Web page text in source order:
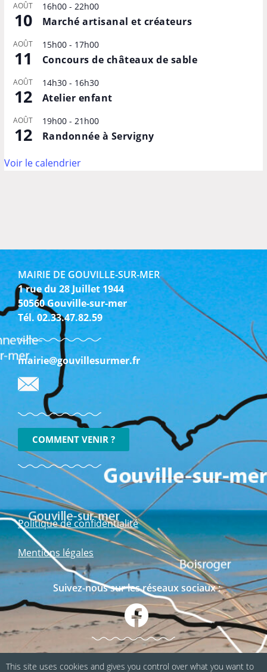
AOÛT
10
16h00- 22h00
Marché artisanal et créateurs
AOÛT
11
15h00- 17h00
Concours de châteaux de sable
AOÛT
12
14h30- 16h30
Atelier enfant
AOÛT
12
19h00- 21h00
Randonnée à Servigny
Voir le calendrier
MAIRIE DE GOUVILLE-SUR-MER
1 rue du 28 Juillet 1944
50560 Gouville-sur-mer
Tél. 02.33.47.82.59
mairie@gouvillesurmer.fr
COMMENT VENIR ?
Politique de confidentialité
Mentions légales
Suivez-nous sur les réseaux sociaux :
This site uses cookies and gives you control over what you want to